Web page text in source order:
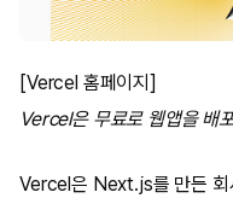
[Vercel 홈페이지]
Vercel은 무료로 웹앱을 배
Vercel은 Next.js를 만든 회